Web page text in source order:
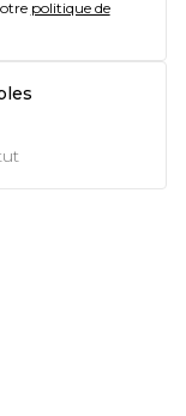
politique de